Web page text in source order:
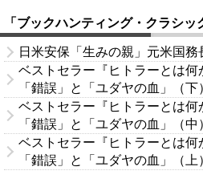
「ブックハンティング・クラシ
日米安保「生みの親」元米国務
ベストセラー『ヒトラーとは何
「錯誤」と「ユダヤの血」（下
ベストセラー『ヒトラーとは何
「錯誤」と「ユダヤの血」（中
ベストセラー『ヒトラーとは何
「錯誤」と「ユダヤの血」（上